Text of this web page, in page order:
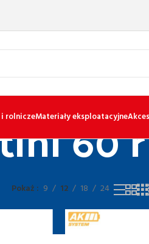
i rolniczeMateriały eksploatacyjne
60 r
Pokaż 9 12 18 24